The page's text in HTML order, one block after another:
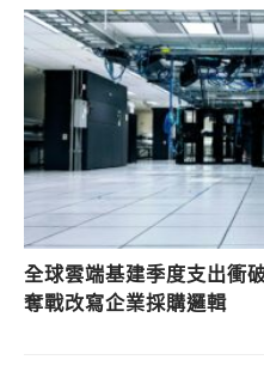
全球雲端基建季度支出
奪戰改寫企業採購邏輯